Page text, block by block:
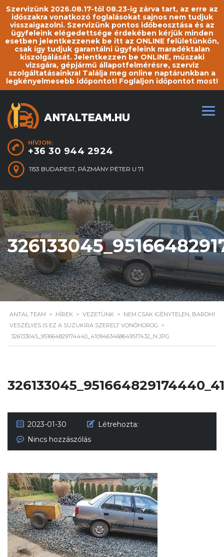
Szervizünk 2026.08.17-től 08.23-ig zárva tart, az erre az
időszakra vonatkozó foglalásokat sajnos nem tudjuk
visszaigazolni. Szervizünk pontos időbeosztása és az
ügyfeleink elégedettsége érdekében kérjük minden
esetben jelentkezzenek be itt az ONLINE felületünkön,
csak így tudjuk garantálni ügyfeleink maradéktalan
kiszolgálását. Jelentkezzen be ONLINE, műszaki
vizsgára, gépjármű állapotfelmérésre, szerviz
szolgáltatásainkra! Találja meg online naptárunkban a
legkényelmesebb időpontot! Foglaljon időpontot most!
HÍVJON:
+36 30 944 2924
1153 BUDAPEST, PÁZMÁNY PÉTER U 71.
ANTAL TEAM > HÍREK > VEZETÜNK > NEM CSAK IGÉNYTELEN, BAROMI
VESZÉLYES IS EZ A SUZUKIRA SZERELT VONÓHOROG >
326133045_951664829174440_4109463468649517432_N.JPG
2023-01-30
Létrehozta:
Nincs hozzászólás